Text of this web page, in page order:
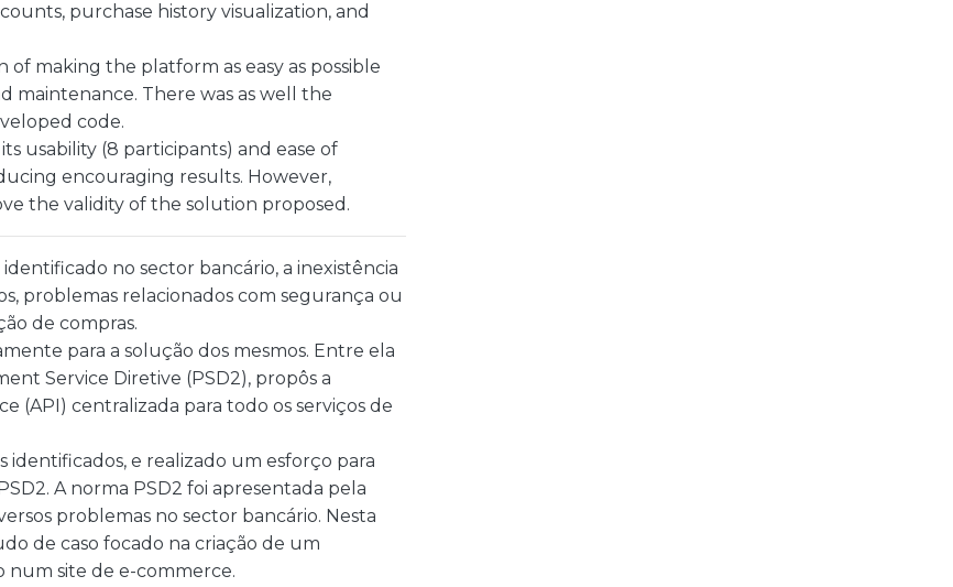
purchase history visualization, and
making the platform as easy as possible
maintenance. There was as well the
code.
usability (8 participants) and ease of
encouraging results. However,
the validity of the solution proposed.
no sector bancário, a inexistência
problemas relacionados com segurança ou
de compras.
para a solução dos mesmos. Entre ela
Service Diretive (PSD2), propôs a
(API) centralizada para todo os serviços de
identificados, e realizado um esforço para
A norma PSD2 foi apresentada pela
problemas no sector bancário. Nesta
de caso focado na criação de um
num site de e-commerce.